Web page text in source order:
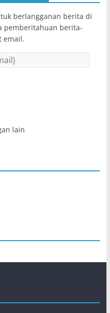
berlangganan berita di
pemberitahuan berita-
email.
lain